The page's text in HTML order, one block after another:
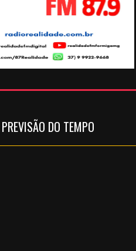
PREVISÃO DO TEMPO